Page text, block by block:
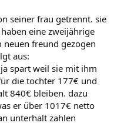
seiner frau getrennt. sie
eine zweijährige
freund gezogen
aus:
spart weil sie mit ihm
die tochter 177€ und
840€ bleiben. dazu
er über 1017€ netto
unterhalt zahlen